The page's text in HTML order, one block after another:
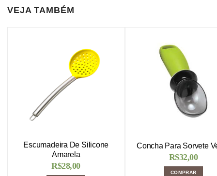
VEJA TAMBÉM
Escumadeira De Silicone
Amarela
R$28,00
Concha Para Sorvete
R$32,00
COMPRAR